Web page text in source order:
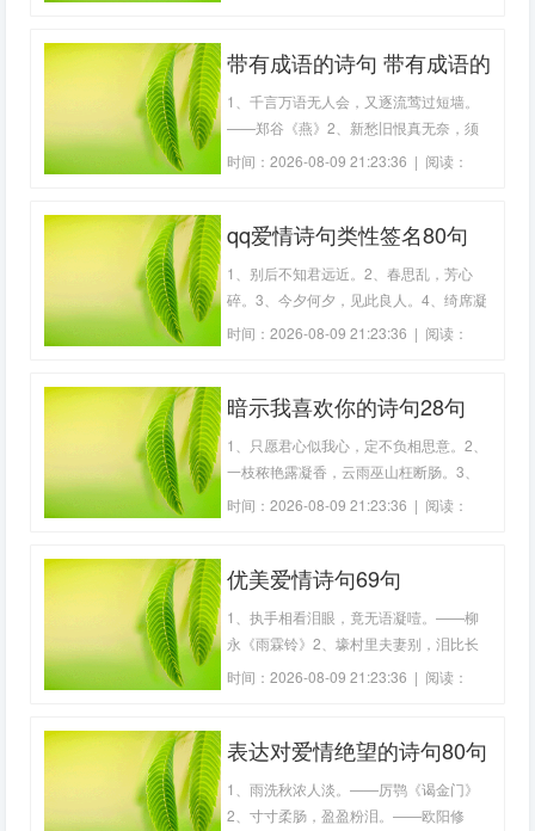
文诗句1、花红易衰似郎意，水流无限似
暮暮。
带有成语的诗句 带有成语的
诗句有哪些小学(17句)
1、千言万语无人会，又逐流莺过短墙。
——郑谷《燕》2、新愁旧恨真无奈，须
就邻家瓮底眠。——韩偓《三月》3、曾
下即花前。——白居易《老病》5、掷千
《少年行
时间：2026-08-09 21:23:36 | 阅读：
qq爱情诗句类性签名80句
1、别后不知君远近。2、春思乱，芳心
碎。3、今夕何夕，见此良人。4、绮席凝
尘，香闺掩雾。5、乍暖还寒时候，最难
得，书此谢情人。9、扪萝正意我，折桂
11、昭君
时间：2026-08-09 21:23:36 | 阅读：
暗示我喜欢你的诗句28句
1、只愿君心似我心，定不负相思意。2、
一枝秾艳露凝香，云雨巫山枉断肠。3、
东边日出西边雨，道是无晴却有晴。4、
山有木兮木有枝，心悦君兮君不知。7、
愿我如星君
时间：2026-08-09 21:23:36 | 阅读：
优美爱情诗句69句
1、执手相看泪眼，竟无语凝噎。——柳
永《雨霖铃》2、壕村里夫妻别，泪比长
生殿上多。——袁枚《马嵬》3、情人怨
曹植《明月上高楼》5、从此无心爱良
时间：2026-08-09 21:23:36 | 阅读：
表达对爱情绝望的诗句80句
1、雨洗秋浓人淡。——厉鹗《谒金门》
2、寸寸柔肠，盈盈粉泪。——欧阳修